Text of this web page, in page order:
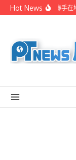
Skip to content
Hot News屏縣府聯手在